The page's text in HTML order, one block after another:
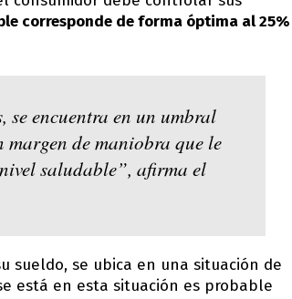
corresponde de forma óptima al 25%
se encuentra en un umbral
de maniobra que le
saludable”, afirma el
sueldo, se ubica en una situación de
está en esta situación es probable